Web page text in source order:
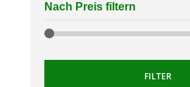
Nach Preis filtern
FILTER